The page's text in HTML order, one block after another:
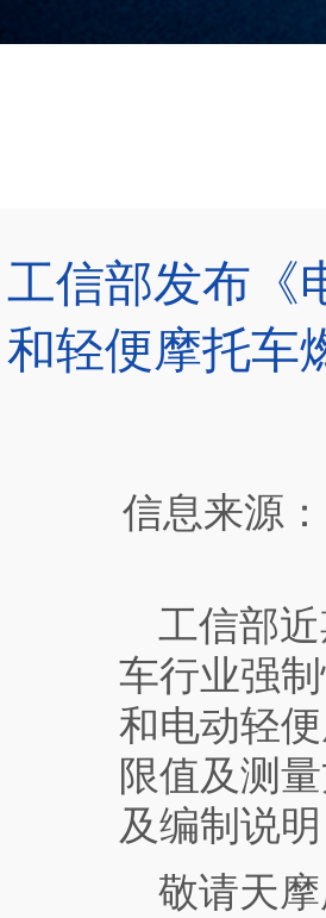
工信部发布《
和轻便摩托车
信息来源
工信部
车行业强
和电动轻
限值及测
及编制说
敬请天